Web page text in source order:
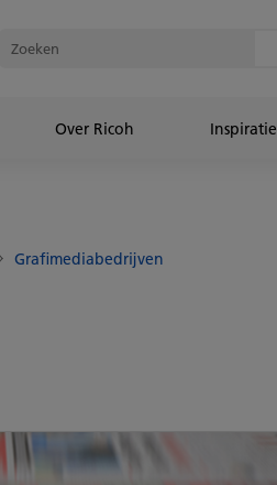
Over Ricoh Inspiratie
Grafimediabedrijven